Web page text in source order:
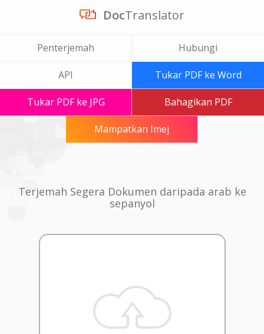
DocTranslator
Penterjemah Hubungi
API Tukar PDF ke Word
Tukar PDF ke JPG Bahagikan PDF
Mampatkan Imej
Terjemah Segera Dokumen daripada arab ke
sepanyol